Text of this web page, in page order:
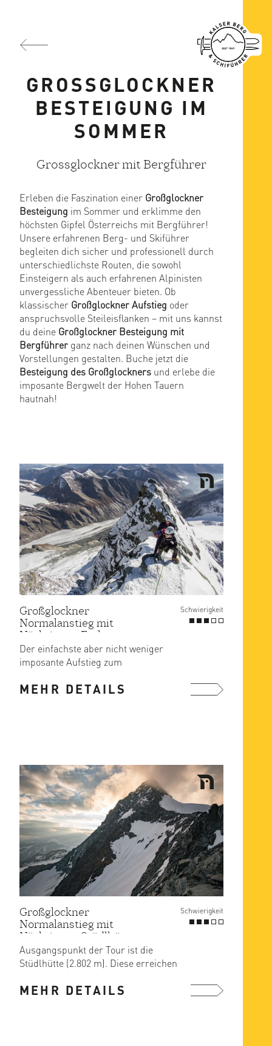
GROSSGLOCKNER
BESTEIGUNG IM
SOMMER
Grossglockner mit Bergführer
Erleben die Faszination einer Großglockner
Besteigung im Sommer und erklimme den
höchsten Gipfel Österreichs mit Bergführer!
Unsere erfahrenen Berg- und Skiführer
begleiten dich sicher und professionell durch
unterschiedlichste Routen, die sowohl
Einsteigern als auch erfahrenen Alpinisten
unvergessliche Abenteuer bieten. Ob
klassischer Großglockner Aufstieg oder
anspruchsvolle Steileisflanken – mit uns kannst
du deine Großglockner Besteigung mit
Bergführer ganz nach deinen Wünschen und
Vorstellungen gestalten. Buche jetzt die
Besteigung des Großglockners und erlebe die
imposante Bergwelt der Hohen Tauern
hautnah!
Großglockner
Normalanstieg mit
Nächtigung Erzherzog-
Johann Hütte
Schwierigkeit
Der einfachste aber nicht weniger
imposante Aufstieg zum
MEHR DETAILS
Großglockner
Normalanstieg mit
Nächtigung Stüdlhütte
Schwierigkeit
Ausgangspunkt der Tour ist die
Stüdlhütte (2.802 m). Diese erreichen
MEHR DETAILS